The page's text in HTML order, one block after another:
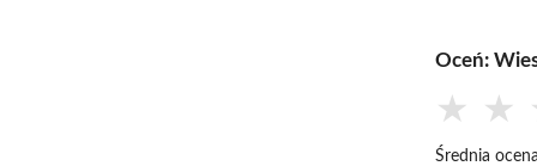
Oceń:
★ ★
Średnia